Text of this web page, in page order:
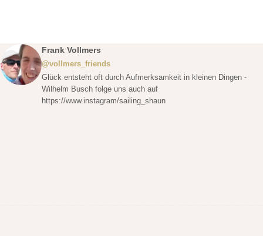
Frank Vollmers
@vollmers_friends
Glück entsteht oft durch Aufmerksamkeit in kleinen Dingen -
Wilhelm Busch folge uns auch auf
https://www.instagram/sailing_shaun